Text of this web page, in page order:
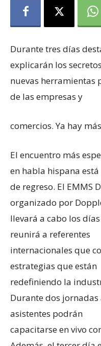
Durante tres días
explicarán los
nuevas herramientas
de las empresas y
comercios. Ya hay
El encuentro más
en habla hispana está
de regreso. El EMMS
organizado por
llevará a cabo los
reunirá a referentes
internacionales que
estrategias que están
redefiniendo la
Durante dos
asistentes podrán
capacitarse en vivo